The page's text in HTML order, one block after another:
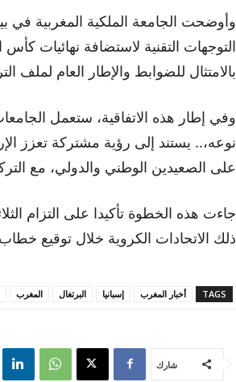
وأوضحت الجامعة الملكية المغربية في
التوجهات التقنية لاستضافة نهائيات كأس
بالامتثال للضوابط والإطار العام لملف
وفي إطار هذه الاتفاقية، ستعمل
نوعه،.. يستند إلى رؤية مشتركة تعزز
على الصعيدين الوطني والدولي، مع
جاءت هذه الخطوة تأكيدا على التزام
ذلك الاتحادات الكروية خلال توقيع
TAGS أخبار المغرب إسبانيا البرتغال المغرب
شارك